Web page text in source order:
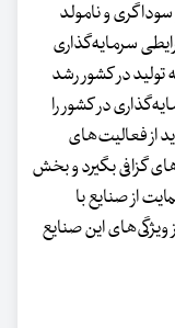
و نامولد
سرمایه‌گذاری
تولید در کشور رشد
در کشور را
از فعالیت‌های
گزافی بگیرد و بخش
از صنایع با
ویژگی‌های این صنایع